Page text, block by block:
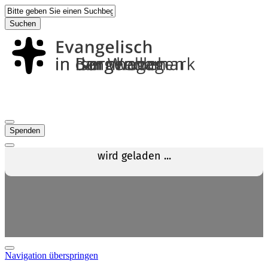
Suchen
Spenden
Navigation überspringen